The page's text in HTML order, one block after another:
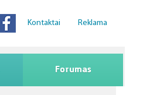
Kontaktai Reklama
Forumas